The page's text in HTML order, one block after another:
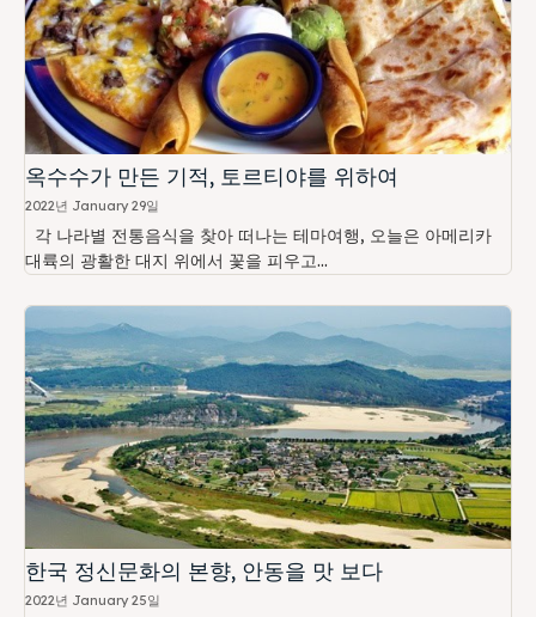
옥수수가 만든 기적, 토르티야를 위하여
2022년 January 29일
대륙의 광활한 대지 위에서 꽃을 피우고...
한국 정신문화의 본향, 안동을 맛 보다
2022년 January 25일